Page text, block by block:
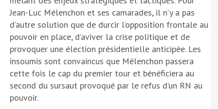
Jean-Luc Mélenchon et ses camarades, il n’y a pas
d’autre solution que de durcir l’opposition frontale au
pouvoir en place, d’aviver la crise politique et de
provoquer une élection présidentielle anticipée. Les
insoumis sont convaincus que Mélenchon passera
cette fois le cap du premier tour et bénéficiera au
second du sursaut provoqué par le refus d’un RN au
pouvoir.